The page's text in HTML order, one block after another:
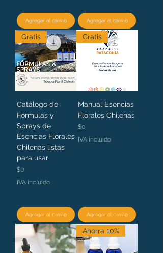
Agregar al carrito Agregar al carrito
Gratis
Catálogo de
Fórmulas y
Sprays de
Esencias Florales
Chilenas listas
para usar
Precio
$0
IVA incluido
Agregar al carrito
Gratis
Manual Esencias
Florales Chilenas
Precio
$0
IVA incluido
Agregar al carrito
Ahorra 10%